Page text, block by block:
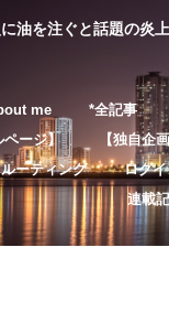
油を注ぐと話題の炎
me *全記事
ージ】
【独自企
ーティング ログ
連載